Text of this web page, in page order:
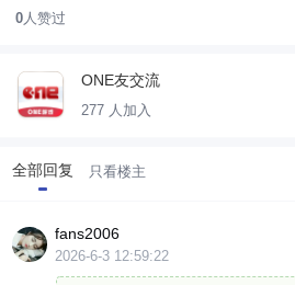
0人赞过
ONE友交流
277 人加入
全部回复 只看楼主
fans2006
2026-6-3 12:59:22